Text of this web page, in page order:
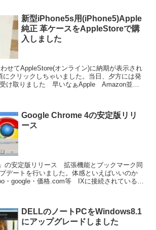
新型iPhone5s用(iPhone5)Apple
純正 革ケースをAppleStoreで購
入しました
せてAppleStore(オンライン)に納期が表示され
にクリックしちゃいました。当日、夕方には発
け取りました 早いなぁApple Amazon並み
Google Chrome 4の安定版リリ
ース
の安定版リリース 拡張機能とブックマーク同
デートを行いました。体感といえばいいのか
・google・価格.com等 IXに接続されているよ
DELLのノートPCをWindows8.1
にアップグレードしました